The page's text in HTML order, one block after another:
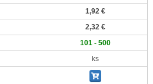
1,92 €
2,32 €
101 - 500
ks